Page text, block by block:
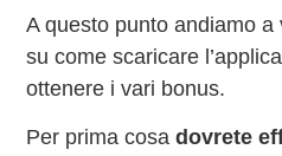
A questo punto andiamo
su come scaricare
ottenere i vari bonus.
Per prima cosadovrete